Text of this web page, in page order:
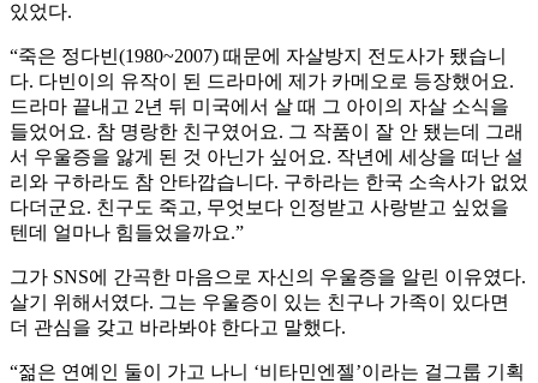
있었다.
“죽은 정다빈(1980~2007) 때문에 자살방지 전도사가 됐습니
다. 다빈이의 유작이 된 드라마에 제가 카메오로 등장했어요.
드라마 끝내고 2년 뒤 미국에서 살 때 그 아이의 자살 소식을
들었어요. 참 명랑한 친구였어요. 그 작품이 잘 안 됐는데 그래
서 우울증을 앓게 된 것 아닌가 싶어요. 작년에 세상을 떠난 설
리와 구하라도 참 안타깝습니다. 구하라는 한국 소속사가 없었
다더군요. 친구도 죽고, 무엇보다 인정받고 사랑받고 싶었을
텐데 얼마나 힘들었을까요.”
그가 SNS에 간곡한 마음으로 자신의 우울증을 알린 이유였다.
살기 위해서였다. 그는 우울증이 있는 친구나 가족이 있다면
더 관심을 갖고 바라봐야 한다고 말했다.
“젊은 연예인 둘이 가고 나니 ‘비타민엔젤’이라는 걸그룹 기획